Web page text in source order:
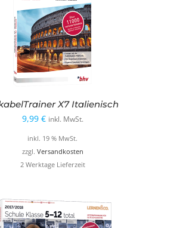
X7 Italienisch
9,99 € inkl. MwSt.
inkl. 19 % MwSt.
zzgl. Versandkosten
2 Werktage Lieferzeit